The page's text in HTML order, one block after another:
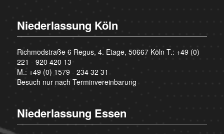
Niederlassung Köln
Richmodstraße 6 Regus, 4. Etage, 50667 Köln T.: +49 (0)
221 - 920 420 13
M.: +49 (0) 1579 - 234 32 31
Besuch nur nach Terminvereinbarung
Niederlassung Essen